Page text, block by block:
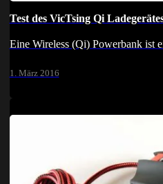
Test des VicTsing Qi
Eine Wireless (Qi) Powerbank ist
1. März 2016